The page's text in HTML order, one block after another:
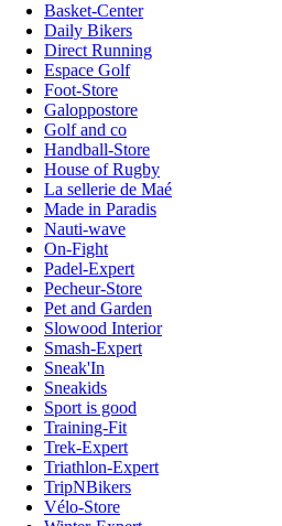
Basket-Center
Daily Bikers
Direct Running
Espace Golf
Foot-Store
Galoppostore
Golf and co
Handball-Store
House of Rugby
La sellerie de Maé
Made in Paradis
Nauti-wave
On-Fight
Padel-Expert
Pecheur-Store
Pet and Garden
Slowood Interior
Smash-Expert
Sneak'In
Sneakids
Sport is good
Training-Fit
Trek-Expert
Triathlon-Expert
TripNBikers
Vélo-Store